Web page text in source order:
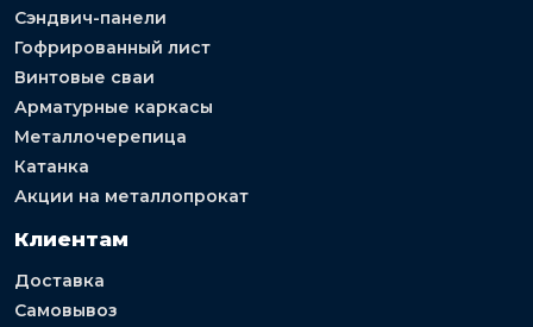
Сэндвич-панели
Гофрированный лист
Винтовые сваи
Арматурные каркасы
Металлочерепица
Катанка
Акции на металлопрокат
Клиентам
Доставка
Самовывоз